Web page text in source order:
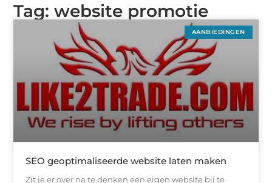
Tag: website promotie
AANBIEDINGEN
SEO geoptimaliseerde website laten maken
Zit je er over na te denken een eigen website bij te